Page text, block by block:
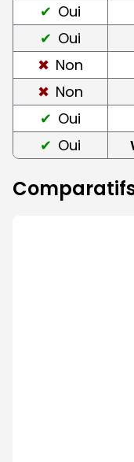
Oui
Oui
Non
Non
Oui
Oui